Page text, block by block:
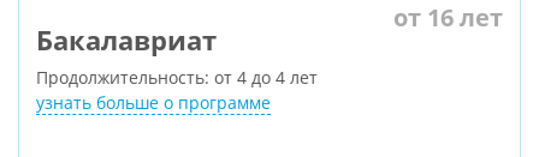
Бакалавриат
от 16 лет
Продолжительность: от 4 до 4 лет
узнать больше о программе